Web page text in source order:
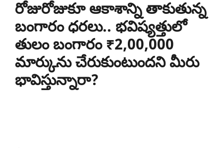
రోజురోజుకూ ఆకాశాన్ని తాకుతున్న
బంగారం ధరలు.. భవిష్యత్తులో
తులం బంగారం ₹2,00,000
మార్కును చేరుకుంటుందని మీరు
భావిస్తున్నారా?